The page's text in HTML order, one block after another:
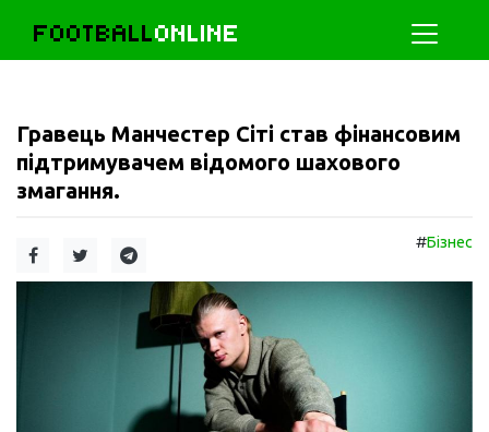
FOOTBALLONLINE
Гравець Манчестер Сіті став фінансовим
підтримувачем відомого шахового
змагання.
#Бізнес